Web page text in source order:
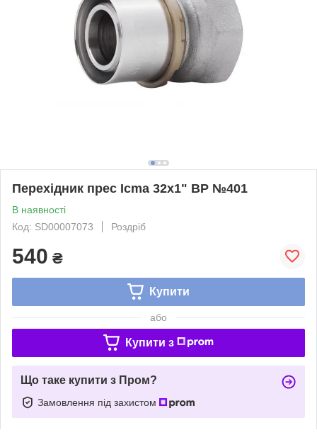
Перехідник прес Icma 32х1" ВР №401
В наявності
Код: SD00007073
Роздріб
540 ₴
Купити
або
Купити з
Що таке купити з Пром?
Замовлення під захистом